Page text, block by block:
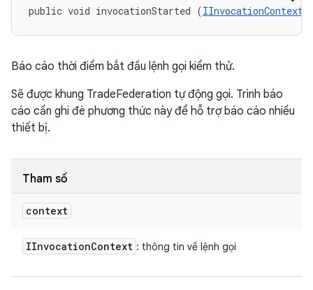
public void invocationStarted (IInvocationContext
Báo cáo thời điểm bắt đầu lệnh gọi kiểm thử.
Sẽ được khung TradeFederation tự động gọi. Trình báo
cáo cần ghi đè phương thức này để hỗ trợ báo cáo nhiều
thiết bị.
Tham số
context
IInvocationContext : thông tin về lệnh gọi